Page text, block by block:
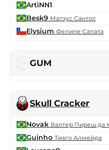
ArtiNN1
Besk9 Матэус Сантос
Elysium Фелипе Сапата
GUM
Skull Cracker
Novak Валтер Пиреш да
Guinho Тиаго Алмейда